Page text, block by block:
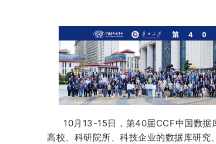
10月13-15日，第40届CCF中国数
高校、科研院所、科技企业的数据库研